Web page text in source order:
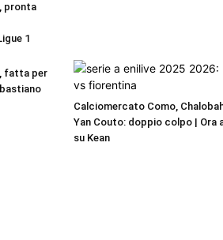
pronta
1
fatta per
Calciomercato Como,
Yan Couto: doppio colpo | Ora
su Kean